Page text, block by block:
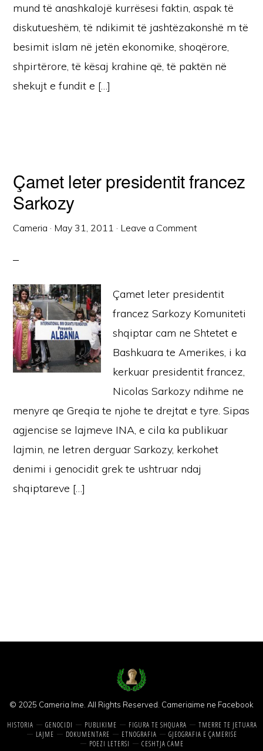
mund të anashkalojë kurrësesi faktin, aspak të
diskutueshëm, të ndikimit të jashtëzakonshë m të
besimit islam në jetën ekonomike, shoqërore,
shpirtërore, të kësaj krahine që, të paktën në
shekujt e fundit e […]
Çamet leter presidentit francez
Sarkozy
Cameria · May 31, 2011 · Leave a Comment
Çamet leter presidentit
francez Sarkozy Komuniteti
shqiptar cam ne Shtetet e
Bashkuara te Amerikes, i ka
kerkuar presidentit francez,
Nicolas Sarkozy ndihme ne
menyre qe Greqia te njohe te drejtat e tyre. Sipas
agjencise se lajmeve INA, e cila ka publikuar
lajmin, ne letren derguar Sarkozy, kerkohet
denimi i genocidit grek te ushtruar ndaj
shqiptareve […]
© 2025 Cameria Ime. All Rights Reserved. Cameriaime ne Facebook
HISTORIA GENOCIDI PUBLIKIME FIGURA TE SHQUARA
TMERRE TE JETUARA
LAJME
DOKUMENTARE ETNOGRAFIA
GJEOGRAFIA E ÇAMERISE
POEZI LETERSI
CESHTJA CAME